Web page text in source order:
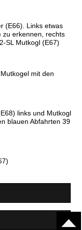
(E66). Links etwas
zu erkennen, rechts
SL Mutkogl (E67)
mit den
links und Mutkogl
blauen Abfahrten 39